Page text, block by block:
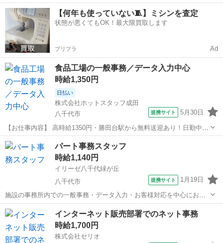
電話・メールでお仕事を紹介していくので、来社は不要♪ 業界最大級
のお仕事の中から、 あなたの「叶えたい」を叶えられる職場をご紹介
します！ ■■ 資...
千葉 八千代市 勝田台駅 一般事務
【何年も使っていない🧵】ミシンを査定
状態が悪くてもOK！最大限買取します
プリフラ Ad
食品工場の一般事務／データ入力中心
時給1,350円
日払い
株式会社ホットスタッフ成田
八千代市
提携サイト 5月30日
【お仕事内容】 高時給1350円・勝田台駅から無料送迎あり！日勤中心
で安定勤務可能 【登録・応募はカンタン！】 最短翌日就業可能！すぐ
に働きたい方におすすめです！ ▼お仕事開始までの流れ 【STEP1】
WEBまたは電話で...
千葉 八千代市 一般事務
パート事務スタッフ
時給1,140円
イリーゼ八千代緑が丘
八千代市
提携サイト 1月19日
施設の事務所内での一般事務・データ入力・お客様対応を中心にお願
いします。 ・電話対応 ・パソコンでの簡単なデータ入力や、書類のフ
ァイリング作業 ・発送・備品の発注対応 ・来客対応 ・設物品等の買
い出し など 事務の経験や...
千葉 八千代市 一般事務
インターネット販売部署でのネット事務
時給1,700円
株式会社セリオ